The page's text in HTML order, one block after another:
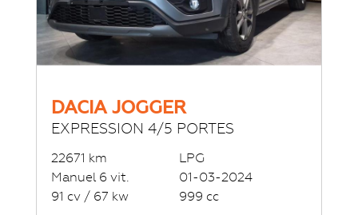
DACIA JOGGER
EXPRESSION 4/5 PORTES
22671 km
Manuel 6 vit.
91 cv / 67 kw
LPG
01-03-2024
999 cc